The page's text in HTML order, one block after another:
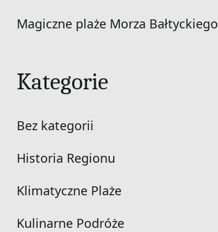
Magiczne plaże Morza Bałtyckiego
Kategorie
Bez kategorii
Historia Regionu
Klimatyczne Plaże
Kulinarne Podróże